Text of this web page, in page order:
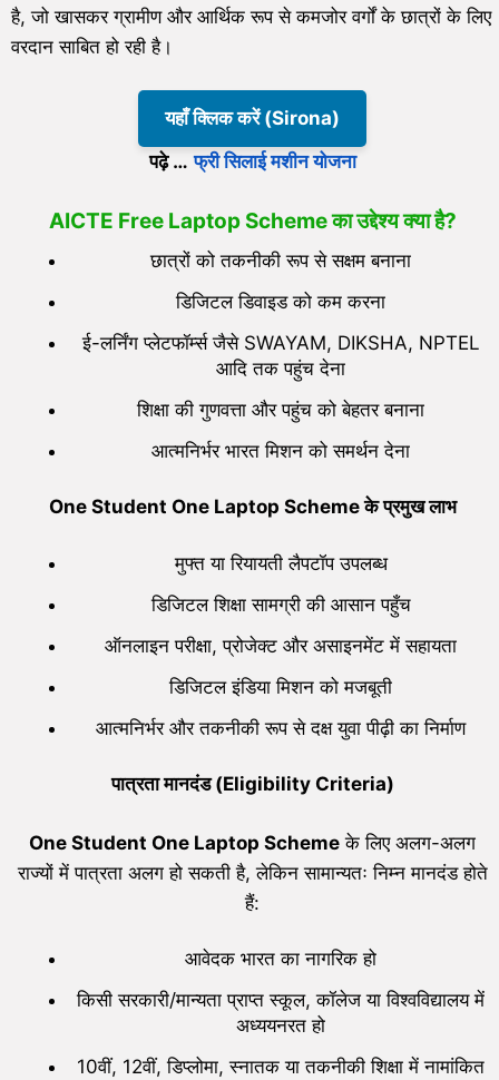
है, जो खासकर ग्रामीण और आर्थिक रूप से कमजोर वर्गों के छात्रों के लिए
वरदान साबित हो रही है।
यहाँ क्लिक करें (Sirona)
पढ़े … फ्री सिलाई मशीन योजना
AICTE Free Laptop Scheme का उद्देश्य क्या है?
छात्रों को तकनीकी रूप से सक्षम बनाना
डिजिटल डिवाइड को कम करना
ई-लर्निंग प्लेटफॉर्म्स जैसे SWAYAM, DIKSHA, NPTEL
आदि तक पहुंच देना
शिक्षा की गुणवत्ता और पहुंच को बेहतर बनाना
आत्मनिर्भर भारत मिशन को समर्थन देना
One Student One Laptop Schemeके प्रमुख लाभ
मुफ्त या रियायती लैपटॉप उपलब्ध
डिजिटल शिक्षा सामग्री की आसान पहुँच
ऑनलाइन परीक्षा, प्रोजेक्ट और असाइनमेंट में सहायता
डिजिटल इंडिया मिशन को मजबूती
आत्मनिर्भर और तकनीकी रूप से दक्ष युवा पीढ़ी का निर्माण
पात्रता मानदंड (Eligibility Criteria)
One Student One Laptop Scheme के लिए अलग-अलग
राज्यों में पात्रता अलग हो सकती है, लेकिन सामान्यतः निम्न मानदंड होते
हैं:
आवेदक भारत का नागरिक हो
किसी सरकारी/मान्यता प्राप्त स्कूल, कॉलेज या विश्वविद्यालय में
अध्ययनरत हो
10वीं, 12वीं, डिप्लोमा, स्नातक या तकनीकी शिक्षा में नामांकित